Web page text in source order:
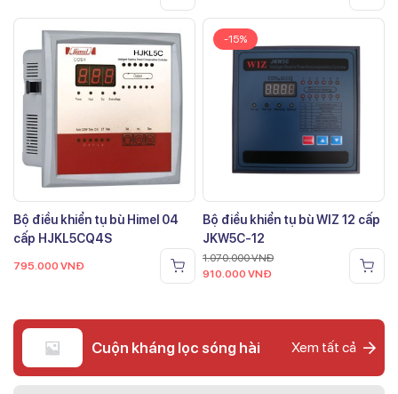
Bộ điều khiển tụ bù Himel 04
cấp HJKL5CQ4S
795.000 VNĐ
-15%
Bộ điều khiển tụ bù WIZ 12 cấp
JKW5C-12
1.070.000VNĐ
910.000 VNĐ
Cuộn kháng lọc sóng hài Xem tất cả